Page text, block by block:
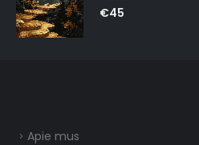
0out of 5
€45
Apie mus